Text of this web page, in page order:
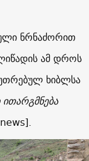
ნრნაძორით
ამ დროს
ხიბლსა